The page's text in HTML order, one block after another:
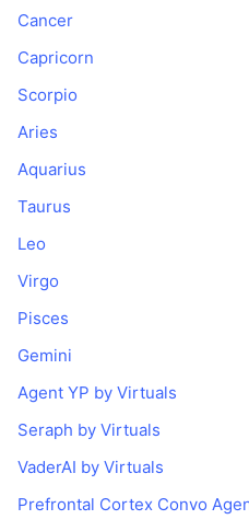
Cancer
Capricorn
Scorpio
Aries
Aquarius
Taurus
Leo
Virgo
Pisces
Gemini
Agent YP by Virtuals
Seraph by Virtuals
VaderAI by Virtuals
Prefrontal Cortex Convo